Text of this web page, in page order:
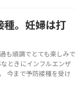
種。妊婦は打
も順調でとても楽しみで
ときにインフルエンザ
今まで予防接種を受け